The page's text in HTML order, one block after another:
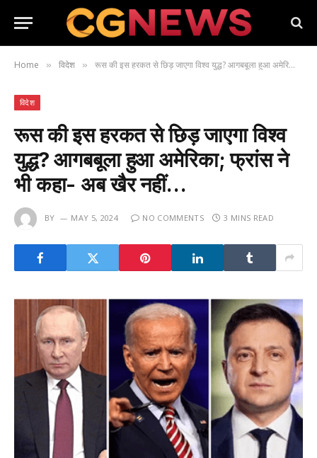
Home » विदेश » रूस की इस हरकत से छिड़ जाएगा विश्व युद्ध? आगबबूला हुआ अमेरिका; फ्रांस ने भी कहा- अब खैर नहीं…
विदेश
रूस की इस हरकत से छिड़ जाएगा विश्व
युद्ध? आगबबूला हुआ अमेरिका; फ्रांस ने
भी कहा- अब खैर नहीं…
BY MAY 5, 2024 NO COMMENTS 3 MINS READ